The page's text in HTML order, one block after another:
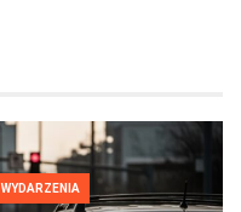
WYDARZENIA